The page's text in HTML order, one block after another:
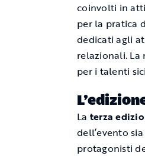
coinvolti in
per la pratica
dedicati agli
relazionali.
per i talenti
La terza
dell’evento
protagonisti